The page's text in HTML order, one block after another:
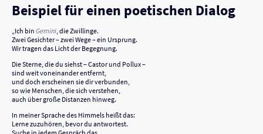
Beispiel für einen poetischen Dialog
„Ich bin Gemini , die Zwillinge.
Zwei Gesichter – zwei Wege – ein Ursprung.
Wir tragen das Licht der Begegnung.
Die Sterne, die du siehst – Castor und Pollux –
sind weit voneinander entfernt,
und doch erscheinen sie dir verbunden,
so wie Menschen, die sich verstehen,
auch über große Distanzen hinweg.
In meiner Sprache des Himmels heißt das:
Lerne zuzuhören, bevor du antwortest.